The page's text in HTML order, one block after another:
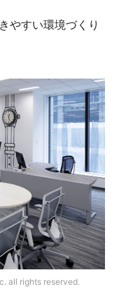
やすい環境づくり
all rights reserved.